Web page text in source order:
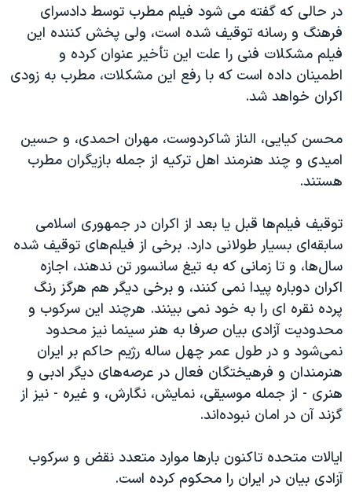
در حالی که گفته می شود فیلم مطرب توسط دادسرای
فرهنگ و رسانه توقیف شده است، ولی پخش کننده این
فیلم مشکلات فنی را علت این تأخیر عنوان کرده و
اطمینان داده است که با رفع این مشکلات، مطرب به زودی
اکران خواهد شد.
محسن کیایی، الناز شاکردوست، مهران احمدی، و حسین
امیدی و چند هنرمند اهل ترکیه از جمله بازیگران مطرب
هستند.
توقیف فیلم‌ها قبل یا بعد از اکران در جمهوری اسلامی
سابقه‌ای بسیار طولانی دارد. برخی از فیلم‌های توقیف شده
سال‌ها، و تا زمانی که به تیغ سانسور تن ندهند، اجازه
اکران دوباره پیدا نمی کنند، و برخی دیگر هم هرگز رنگ
پرده نقره ای را به خود نمی بینند. هرچند این سرکوب و
محدودیت آزادی بیان صرفا به هنر سینما نیز محدود
نمی‌شود و در طول عمر چهل ساله رژیم حاکم بر ایران
هنرمندان و فرهیختگان فعال در عرصه‌های دیگر ادبی و
هنری - از جمله موسیقی، نمایش، نگارش، و غیره - نیز از
گزند آن در امان نبوده‌اند.
ایالات متحده تاکنون بارها موارد متعدد نقض و سرکوب
آزادی بیان در ایران را محکوم کرده است.